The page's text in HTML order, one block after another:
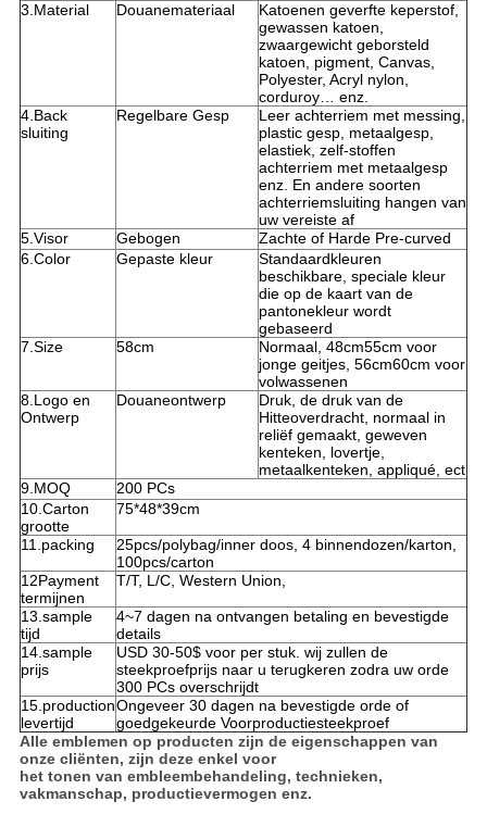
3.Material
Douanemateriaal
Katoenen geverfte keperstof,
gewassen katoen,
zwaargewicht geborsteld
katoen, pigment, Canvas,
Polyester, Acryl nylon,
corduroy… enz.
4.Back
sluiting
Regelbare Gesp
Leer achterriem met messing,
plastic gesp, metaalgesp,
elastiek, zelf-stoffen
achterriem met metaalgesp
enz. En andere soorten
achterriemsluiting hangen van
uw vereiste af
5.Visor
Gebogen
Zachte of Harde Pre-curved
6.Color
Gepaste kleur
Standaardkleuren
beschikbare, speciale kleur
die op de kaart van de
pantonekleur wordt
gebaseerd
7.Size
58cm
Normaal, 48cm55cm voor
jonge geitjes, 56cm60cm voor
volwassenen
8.Logo en
Ontwerp
Douaneontwerp
Druk, de druk van de
Hitteoverdracht, normaal in
reliëf gemaakt, geweven
kenteken, lovertje,
metaalkenteken, appliqué, ect
9.MOQ
200 PCs
10.Carton
grootte
75*48*39cm
11.packing
25pcs/polybag/inner doos, 4 binnendozen/karton,
100pcs/carton
12Payment
termijnen
T/T, L/C, Western Union,
13.sample
tijd
4~7 dagen na ontvangen betaling en bevestigde
details
14.sample
prijs
USD 30-50$ voor per stuk. wij zullen de
steekproefprijs naar u terugkeren zodra uw orde
300 PCs overschrijdt
15.production
levertijd
Ongeveer 30 dagen na bevestigde orde of
goedgekeurde Voorproductiesteekproef
Alle emblemen op producten zijn de eigenschappen van
onze cliënten, zijn deze enkel voor
het tonen van embleembehandeling, technieken,
vakmanschap, productievermogen enz.